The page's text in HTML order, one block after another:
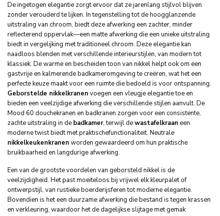
De ingetogen elegantie zorgt ervoor dat ze jarenlang stijlvol blijven
zonder verouderd te lijken. In tegenstelling tot de hoogglanzende
uitstraling van chroom, biedt deze afwerking een zachter, minder
reflecterend oppervlak—een matte afwerking die een unieke uitstraling
biedt in vergelijking met traditioneel chroom. Deze elegantie kan
naadloos blenden met verschillende interieurstijlen, van modern tot
klassiek. De warme en bescheiden toon van nikkel helpt ook om een
gastvrije en kalmerende badkameromgeving te creëren, wat het een
perfecte keuze maakt voor een ruimte die bedoeld is voor ontspanning.
Geborstelde nikkelkranen voegen een vleugje elegantie toe en
bieden een veelzijdige afwerking die verschillende stijlen aanvult. De
Mood 60 douchekranen en badkranen zorgen voor een consistente,
zachte uitstraling in de badkamer, terwijl dewastafelkraan een
moderne twist biedt met praktischefunctionaliteit. Neutrale
nikkelkeukenkranen worden gewaardeerd om hun praktische
bruikbaarheid en langdurige afwerking.
Een van de grootste voordelen van geborsteld nikkel is de
veelzijdigheid. Het past moeiteloos bij vrijwel elk kleurpalet of
ontwerpstijl, van rustieke boerderijsferen tot moderne elegantie.
Bovendien is het een duurzame afwerking die bestand is tegen krassen
en verkleuring, waardoor het de dagelijkse slijtage met gemak